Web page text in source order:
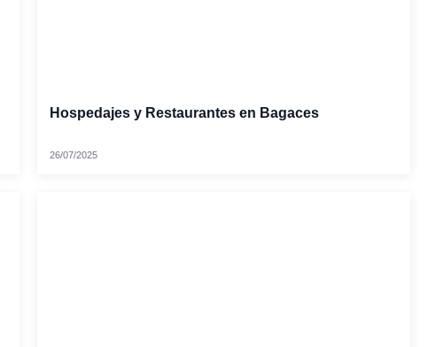
Hospedajes y Restaurantes en Bagaces
26/07/2025